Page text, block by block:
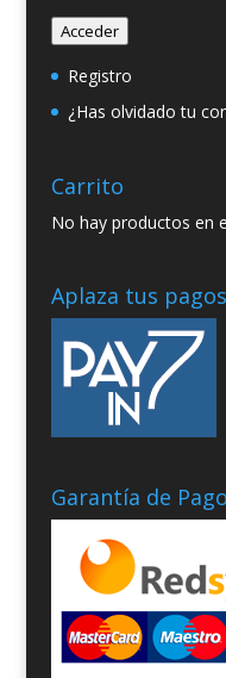
Acceder
Registro
¿Has olvidado tu
Carrito
No hay productos en
Aplaza tus
Garantía de